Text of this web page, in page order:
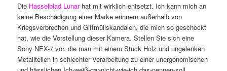
Die Hasselblad Lunarhat mit wirklich entsetzt. Ich kann mich an
keine Beschädigung einer Marke erinnern außerhalb von
Kriegsverbrechen und Giftmüllskandalen, die mich so geschockt
hat, wie die Vorstellung dieser Kamera. Stellen Sie sich eine
Sony NEX-7 vor, die man mit einem Stück Holz und ungelenken
Metallteilen in schlechter Verarbeitung zu einer unergonomischen